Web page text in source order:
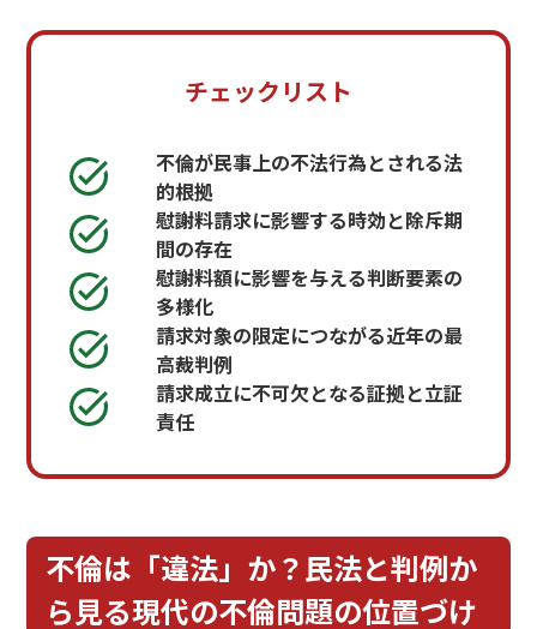
チェックリスト
不倫が民事上の不法行為とされる法
的根拠
慰謝料請求に影響する時効と除斥期
間の存在
慰謝料額に影響を与える判断要素の
多様化
請求対象の限定につながる近年の最
高裁判例
請求成立に不可欠となる証拠と立証
責任
不倫は「違法」か？民法と判例か
ら見る現代の不倫問題の位置づけ